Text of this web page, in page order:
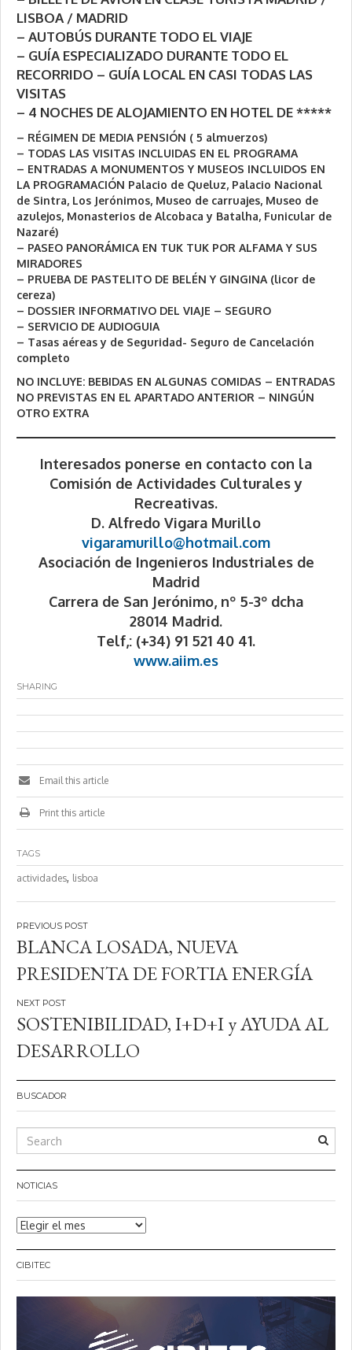
LISBOA / MADRID
– AUTOBÚS DURANTE TODO EL VIAJE
– GUÍA ESPECIALIZADO DURANTE TODO EL
RECORRIDO – GUÍA LOCAL EN CASI TODAS LAS
VISITAS
– 4 NOCHES DE ALOJAMIENTO EN HOTEL DE *****
– RÉGIMEN DE MEDIA PENSIÓN ( 5 almuerzos)
– TODAS LAS VISITAS INCLUIDAS EN EL PROGRAMA
– ENTRADAS A MONUMENTOS Y MUSEOS INCLUIDOS EN
LA PROGRAMACIÓN Palacio de Queluz, Palacio Nacional
de Sintra, Los Jerónimos, Museo de carruajes, Museo de
azulejos, Monasterios de Alcobaca y Batalha, Funicular de
Nazaré)
– PASEO PANORÁMICA EN TUK TUK POR ALFAMA Y SUS
MIRADORES
– PRUEBA DE PASTELITO DE BELÉN Y GINGINA (licor de
cereza)
– DOSSIER INFORMATIVO DEL VIAJE – SEGURO
– SERVICIO DE AUDIOGUIA
– Tasas aéreas y de Seguridad- Seguro de Cancelación
completo
NO INCLUYE: BEBIDAS EN ALGUNAS COMIDAS – ENTRADAS
NO PREVISTAS EN EL APARTADO ANTERIOR – NINGÚN
OTRO EXTRA
Interesados ponerse en contacto con la
Comisión de Actividades Culturales y
Recreativas.
D. Alfredo Vigara Murillo
vigaramurillo@hotmail.com
Asociación de Ingenieros Industriales de
Madrid
Carrera de San Jerónimo, nº 5-3º dcha
28014 Madrid.
Telf,: (+34) 91 521 40 41.
www.aiim.es
SHARING
Email this article
Print this article
TAGS
actividades, lisboa
Navegación
de
entradas
BLANCA LOSADA, NUEVA
PRESIDENTA DE FORTIA ENERGÍA
SOSTENIBILIDAD, I+D+I y AYUDA AL
DESARROLLO
BUSCADOR
NOTICIAS
Noticias
CIBITEC